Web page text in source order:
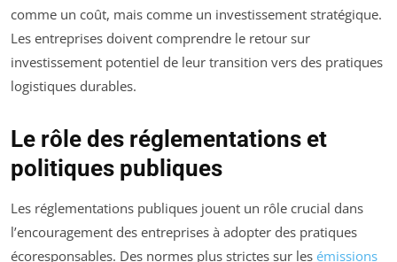
comme un coût, mais comme un investissement stratégique.
Les entreprises doivent comprendre le retour sur
investissement potentiel de leur transition vers des pratiques
logistiques durables.
Le rôle des réglementations et
politiques publiques
Les réglementations publiques jouent un rôle crucial dans
l’encouragement des entreprises à adopter des pratiques
écoresponsables. Des normes plus strictes sur les émissions